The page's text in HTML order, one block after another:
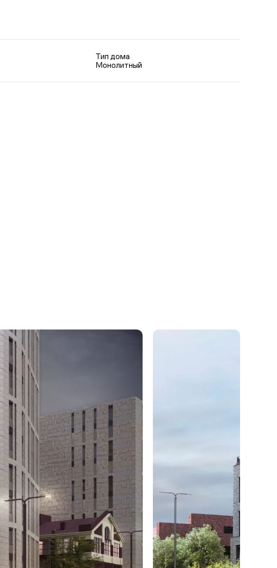
Тип дома
Монолитный